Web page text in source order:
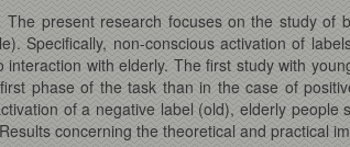
The present research focuses on the study of
Specifically, non-conscious activation of
with elderly. The first study with
phase of the task than in the case of
of a negative label (old), elderly
concerning the theoretical and practical